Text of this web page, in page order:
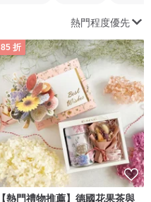
熱門程度優先
85 折
【熱門禮物推薦】德國花果茶與